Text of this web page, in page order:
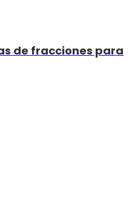
de fracciones para